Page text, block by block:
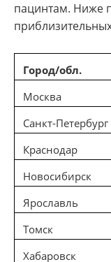
пацинтам. Ниже
Город/обл.
Москва
Санкт-Петербург
Краснодар
Новосибирск
Ярославль
Томск
Хабаровск